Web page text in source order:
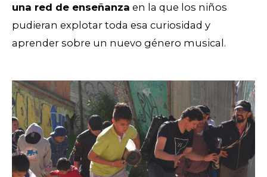
una red de enseñanza en la que los niños
pudieran explotar toda esa curiosidad y
aprender sobre un nuevo género musical.